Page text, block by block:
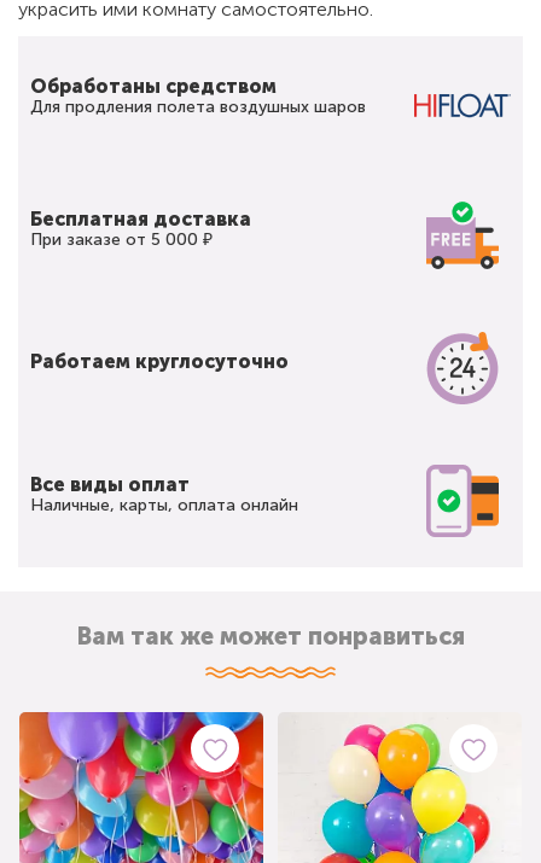
украсить ими комнату самостоятельно.
Обработаны средством
Для продления полета воздушных шаров
Бесплатная доставка
При заказе от 5 000 ₽
Работаем круглосуточно
Все виды оплат
Наличные, карты, оплата онлайн
Вам так же может понравиться